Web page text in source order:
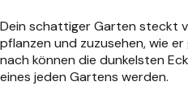
Dein schattiger Garten steckt
pflanzen und zuzusehen, wie
nach können die dunkelsten
eines jeden Gartens werden.